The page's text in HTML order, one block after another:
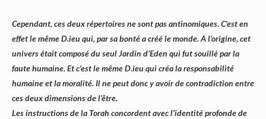
Cependant, ces deux répertoires ne sont pas antinomiques. C’est en
effet le même D.ieu qui, par sa bonté a créé le monde. A l’origine, cet
univers était composé du seul Jardin d’Eden qui fut souillé par la
faute humaine. Et c’est le même D.ieu qui créa la responsabilité
humaine et la moralité. Il ne peut donc y avoir de contradiction entre
ces deux dimensions de l’être.
Les instructions de la Torah concordent avec l’identité profonde de